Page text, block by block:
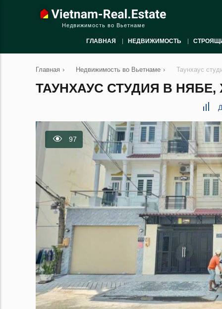
Недвижимость во Вьетнаме
ГЛАВНАЯ НЕДВИЖИМОСТЬ
Главная › Недвижимость во Вьетнаме › Таунхаус
ТАУНХАУС СТУДИЯ В
97